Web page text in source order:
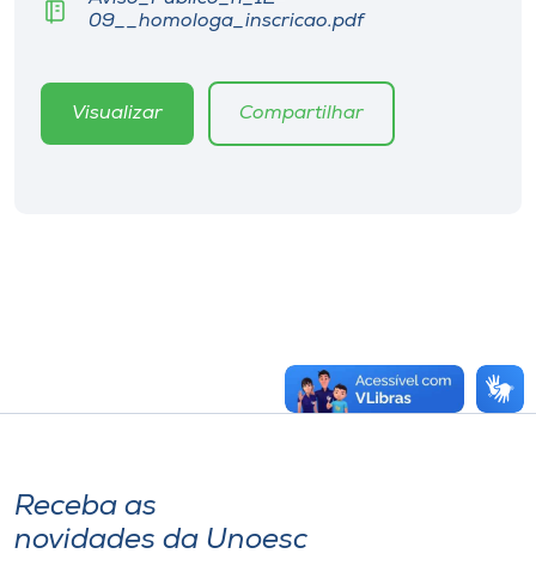
09__homologa_inscricao.pdf
Visualizar Compartilhar
Receba as
novidades da Unoesc